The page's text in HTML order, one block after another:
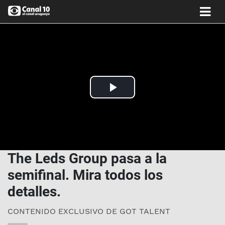
Play
The Leds Group pasa a la
semifinal. Mira todos los
detalles.
CONTENIDO EXCLUSIVO DE GOT TALENT